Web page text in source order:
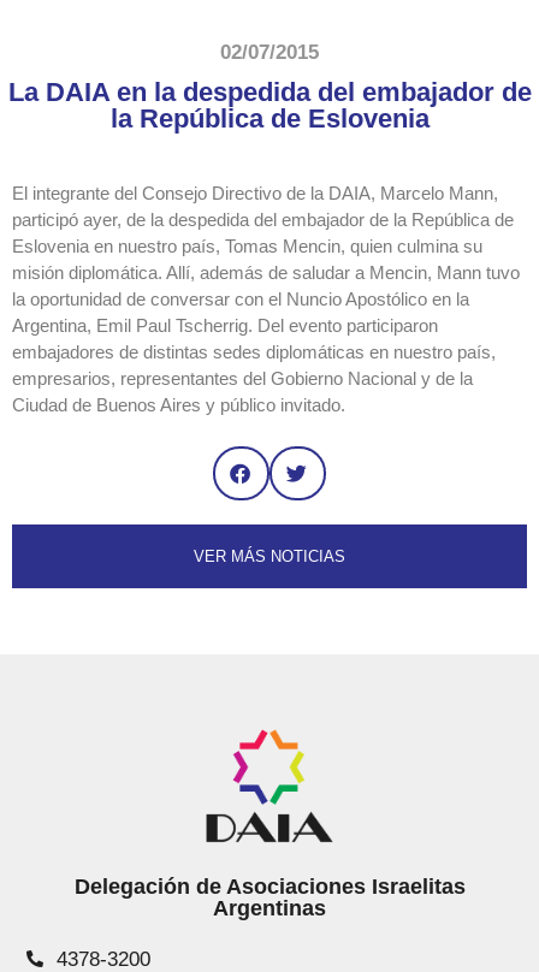
02/07/2015
La DAIA en la despedida del embajador de
la República de Eslovenia
El integrante del Consejo Directivo de la DAIA, Marcelo Mann,
participó ayer, de la despedida del embajador de la República de
Eslovenia en nuestro país, Tomas Mencin, quien culmina su
misión diplomática. Allí, además de saludar a Mencin, Mann tuvo
la oportunidad de conversar con el Nuncio Apostólico en la
Argentina, Emil Paul Tscherrig. Del evento participaron
embajadores de distintas sedes diplomáticas en nuestro país,
empresarios, representantes del Gobierno Nacional y de la
Ciudad de Buenos Aires y público invitado.
VER MÁS NOTICIAS
Delegación de Asociaciones Israelitas
Argentinas
4378-3200